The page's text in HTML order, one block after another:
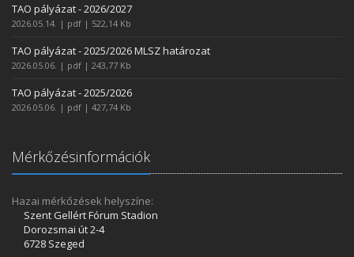
TAO pályázat - 2026/2027
2026.05.14. | pdf | 522,14 Kb
TAO pályázat - 2025/2026 MLSZ határozat
2026.05.06. | pdf | 243,77 Kb
TAO pályázat - 2025/2026
2026.05.06. | pdf | 427,74 Kb
Mérkőzésinformációk
Hazai mérkőzések helyszíne:
Szent Gellért Fórum Stadion
Dorozsmai út 2-4
6728 Szeged